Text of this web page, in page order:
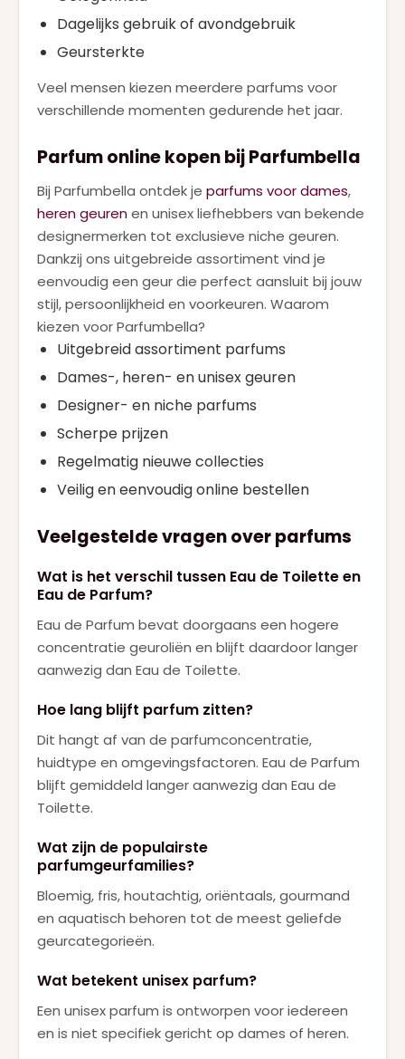
Dagelijks gebruik of avondgebruik
Geursterkte
Veel mensen kiezen meerdere parfums voor
verschillende momenten gedurende het jaar.
Parfum online kopen bij Parfumbella
Bij Parfumbella ontdek je parfums voor dames,
heren geurenen unisex liefhebbers van bekende
designermerken tot exclusieve niche geuren.
Dankzij ons uitgebreide assortiment vind je
eenvoudig een geur die perfect aansluit bij jouw
stijl, persoonlijkheid en voorkeuren. Waarom
kiezen voor Parfumbella?
Uitgebreid assortiment parfums
Dames-, heren- en unisex geuren
Designer- en niche parfums
Scherpe prijzen
Regelmatig nieuwe collecties
Veilig en eenvoudig online bestellen
Veelgestelde vragen over parfums
Wat is het verschil tussen Eau de Toilette en
Eau de Parfum?
Eau de Parfum bevat doorgaans een hogere
concentratie geuroliën en blijft daardoor langer
aanwezig dan Eau de Toilette.
Hoe lang blijft parfum zitten?
Dit hangt af van de parfumconcentratie,
huidtype en omgevingsfactoren. Eau de Parfum
blijft gemiddeld langer aanwezig dan Eau de
Toilette.
Wat zijn de populairste
parfumgeurfamilies?
Bloemig, fris, houtachtig, oriëntaals, gourmand
en aquatisch behoren tot de meest geliefde
geurcategorieën.
Wat betekent unisex parfum?
Een unisex parfum is ontworpen voor iedereen
en is niet specifiek gericht op dames of heren.